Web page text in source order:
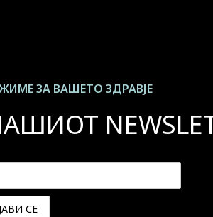
ЗА ВАШЕТО ЗДРАВЈЕ